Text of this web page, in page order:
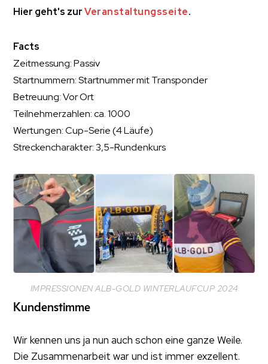
Hier geht's zurVeranstaltungsseite.
Facts
Zeitmessung: Passiv
Startnummern: Startnummer mit Transponder
Betreuung: Vor Ort
Teilnehmerzahlen: ca. 1000
Wertungen: Cup-Serie (4 Läufe)
Streckencharakter: 3,5-Rundenkurs
IMPRESSIONEN ALB-GOLD WINTERLAUFCUP 2024
Kundenstimme
Wir kennen uns ja nun auch schon eine ganze Weile.
Die Zusammenarbeit war und ist immer exzellent.